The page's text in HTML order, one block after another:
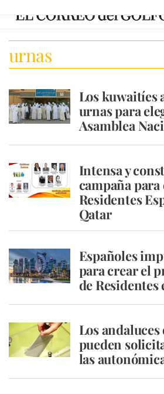
urnas
Los kuwaitíes
urnas para
Asamblea
Intensa y
campaña
Residentes
Qatar
Españoles
para crear el
de Residentes
Los
pueden
las